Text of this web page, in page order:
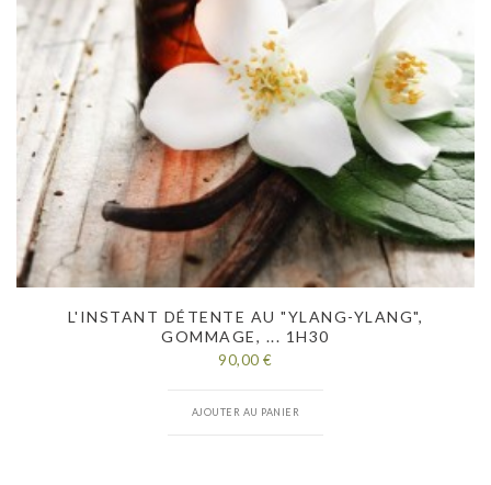
L'INSTANT DÉTENTE AU "YLANG-YLANG",
GOMMAGE, ... 1H30
90,00 €
AJOUTER AU PANIER